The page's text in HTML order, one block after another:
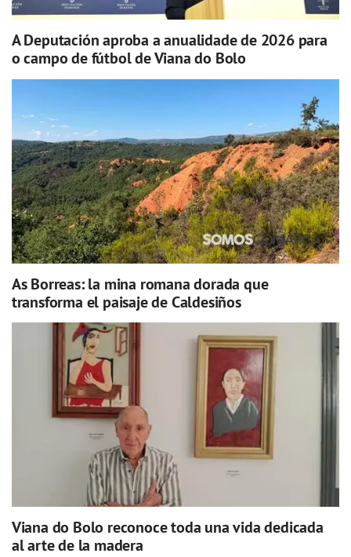
A Deputación aproba a anualidade de 2026 para
o campo de fútbol de Viana do Bolo
As Borreas: la mina romana dorada que
transforma el paisaje de Caldesiños
Viana do Bolo reconoce toda una vida dedicada
al arte de la madera